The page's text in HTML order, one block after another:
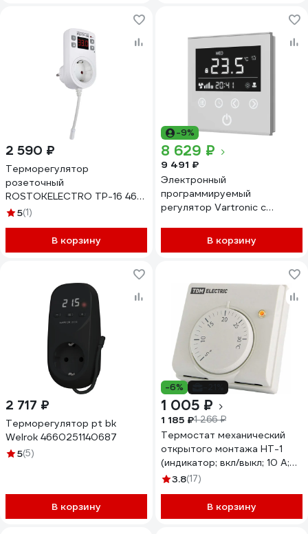
2 590 ₽
Терморегулятор
розеточный
ROSTOKELECTRO ТР-16 46-
404
5(1)
В корзину
-9%
8 629 ₽
9 491 ₽
Электронный
программируемый
регулятор Vartronic с
Varmann 703102
В корзину
2 717 ₽
Терморегулятор pt bk
Welrok 4660251140687
5(5)
В корзину
-6%
1 005 ₽
1 185 ₽1 266 ₽
Термостат механический
открытого монтажа НТ-1
(индикатор; вкл/выкл; 10 А;
230 В; белый) TDM ELECTRIC
3.8(17)
В корзину